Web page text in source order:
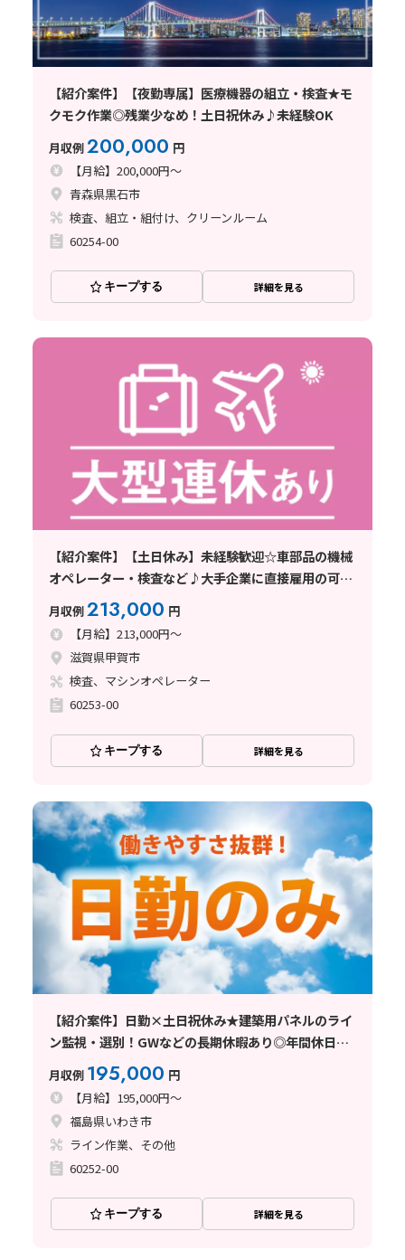
【紹介案件】【夜勤専属】医療機器の組立・検査★モ
クモク作業◎残業少なめ！土日祝休み♪未経験OK
月収例200,000 円
【月給】200,000円～
青森県黒石市
検査、組立・組付け、クリーンルーム
60254-00
キープする 詳細を見る
【紹介案件】【土日休み】未経験歓迎☆車部品の機械
オペレーター・検査など♪大手企業に直接雇用の可能
性あり◎
月収例213,000 円
【月給】213,000円～
滋賀県甲賀市
検査、マシンオペレーター
60253-00
キープする 詳細を見る
【紹介案件】日勤×土日祝休み★建築用パネルのライ
ン監視・選別！GWなどの長期休暇あり◎年間休日
125日！
月収例 195,000 円
【月給】195,000円～
福島県いわき市
ライン作業、その他
60252-00
キープする 詳細を見る